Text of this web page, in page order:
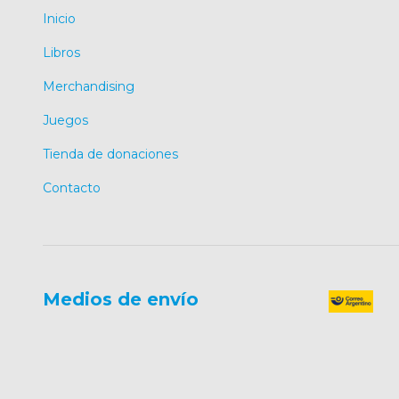
Inicio
Libros
Merchandising
Juegos
Tienda de donaciones
Contacto
Medios de envío